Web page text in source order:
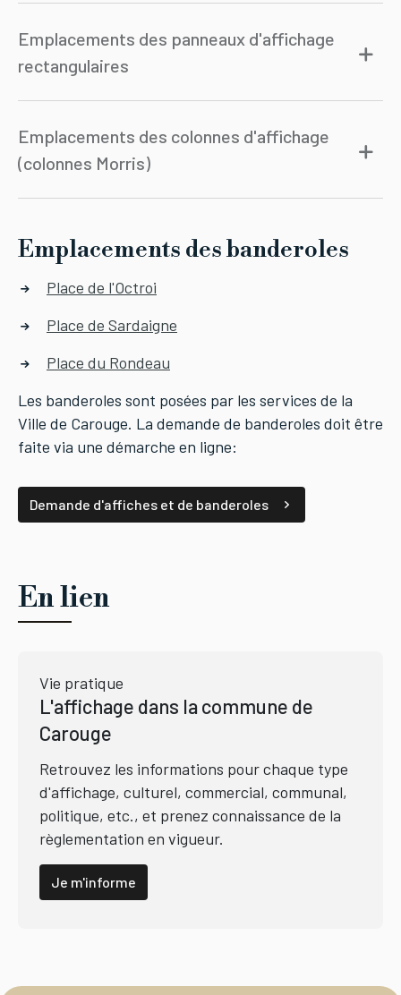
Emplacements des panneaux d'affichage
rectangulaires
Emplacements des colonnes d'affichage
(colonnes Morris)
Emplacements des banderoles
Place de l'Octroi
Place de Sardaigne
Place du Rondeau
Les banderoles sont posées par les services de la
Ville de Carouge. La demande de banderoles doit être
faite via une démarche en ligne:
Demande d'affiches et de banderoles
En lien
Vie pratique
L'affichage dans la commune de
Carouge
Retrouvez les informations pour chaque type
d'affichage, culturel, commercial, communal,
politique, etc., et prenez connaissance de la
règlementation en vigueur.
Je m'informe